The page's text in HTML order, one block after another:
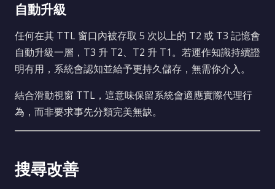
自動升級
任何在其 TTL 窗口內被存取 5 次以上的 T2 或 T3 記憶會
自動升級一層，T3 升 T2、T2 升 T1。若運作知識持續證
明有用，系統會認知並給予更持久儲存，無需你介入。
結合滑動視窗 TTL，這意味保留系統會適應實際代理行
為，而非要求事先分類完美無缺。
搜尋改善